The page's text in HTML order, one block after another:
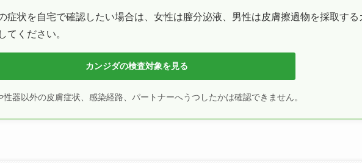
症状を自宅で確認したい場合は、女性は膣分泌液、男性は皮膚擦過物を採取す
てください。
カンジダの検査対象を見る
性器以外の皮膚症状、感染経路、パートナーへうつしたかは確認できません。